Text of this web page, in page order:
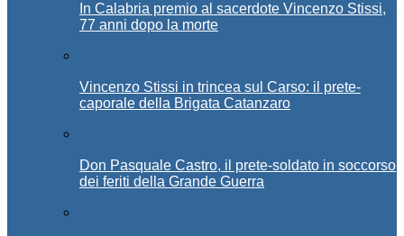
In Calabria premio al sacerdote Vincenzo Stissi,
77 anni dopo la morte
Vincenzo Stissi in trincea sul Carso: il prete-
caporale della Brigata Catanzaro
Don Pasquale Castro, il prete-soldato in soccorso
dei feriti della Grande Guerra